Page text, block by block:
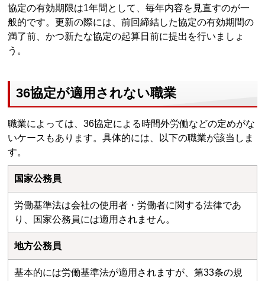
協定の有効期限は1年間として、毎年内容を見直すのが一
般的です。更新の際には、前回締結した協定の有効期間の
満了前、かつ新たな協定の起算日前に提出を行いましょ
う。
36協定が適用されない職業
職業によっては、36協定による時間外労働などの定めがな
いケースもあります。具体的には、以下の職業が該当しま
す。
国家公務員
労働基準法は会社の使用者・労働者に関する法律であ
り、国家公務員には適用されません。
地方公務員
基本的には労働基準法が適用されますが、第33条の規